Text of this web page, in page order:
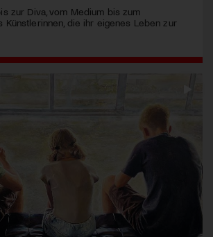
zur Diva, vom Medium bis zum
Künstlerinnen, die ihr eigenes Leben zur